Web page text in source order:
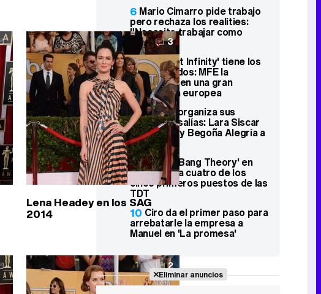
3
Lena Headey en los SAG
2014
2
6 Mario Cimarro pide trabajo
pero rechaza los realities:
"Necesito trabajar como
actor"
7'Mediaset Infinity' tiene los
días contados: MFE la
absorberá en una gran
plataforma europea
8 RTVE reorganiza sus
corresponsalías: Lara Siscar
irá a Roma y Begoña Alegría a
Lisboa
9'The Big Bang Theory' en
Neox ocupa cuatro de los
cinco primeros puestos de las
TDT
10 Ciro da el primer paso para
arrebatarle la empresa a
Manuel en 'La promesa'
Eliminar anuncios